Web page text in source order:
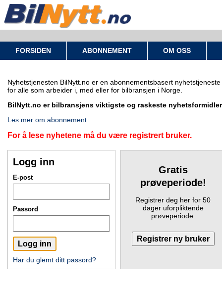
FORSIDEN ABONNEMENT OM OSS
Nyhetstjenesten BilNytt.no er en abonnementsbasert nyhetstjeneste
for alle som arbeider i, med eller for bilbransjen i Norge.
BilNytt.no er bilbransjens viktigste og raskeste
Les mer om abonnement
For å lese nyhetene må du være registrert bruker.
Logg inn
E-post
Passord
Har du glemt ditt passord?
Gratis
prøveperiode!
Registrer deg her for 50
dager uforpliktende
prøveperiode.